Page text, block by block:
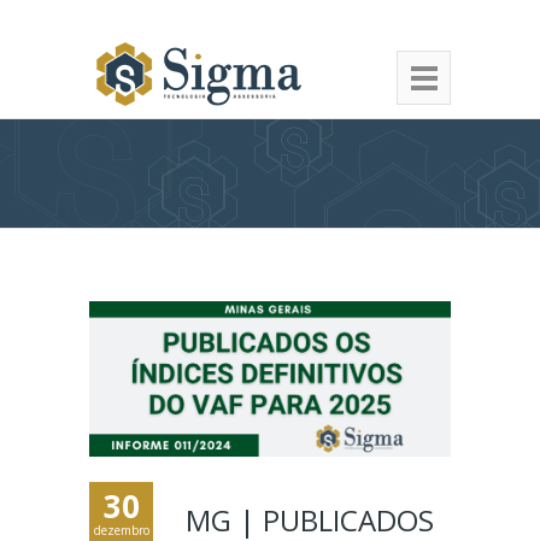
30
dezembro
MG | PUBLICADOS